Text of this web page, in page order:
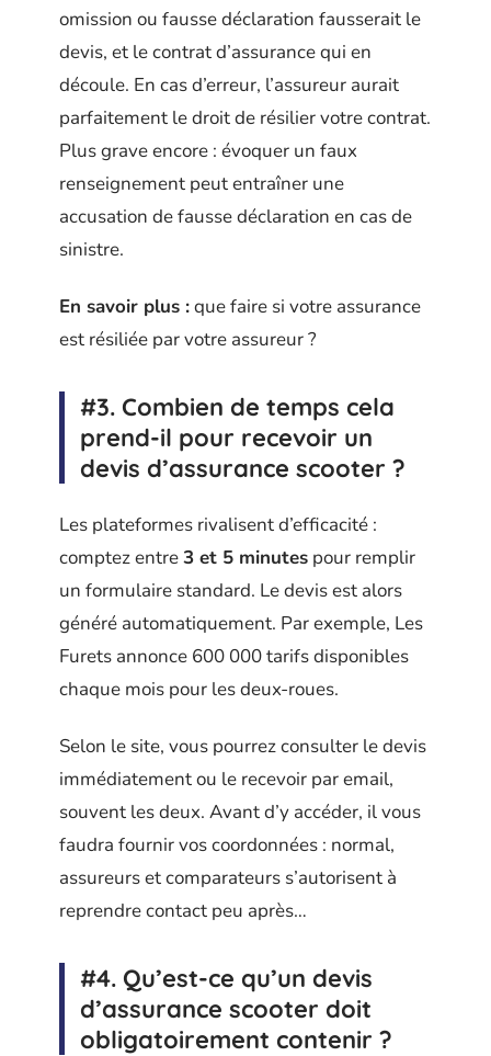
omission ou fausse déclaration fausserait le
devis, et le contrat d’assurance qui en
découle. En cas d’erreur, l’assureur aurait
parfaitement le droit de résilier votre contrat.
Plus grave encore : évoquer un faux
renseignement peut entraîner une
accusation de fausse déclaration en cas de
sinistre.
En savoir plus :que faire si votre assurance
est résiliée par votre assureur ?
#3. Combien de temps cela
prend-il pour recevoir un
devis d’assurance scooter ?
Les plateformes rivalisent d’efficacité :
comptez entre3 et 5 minutes pour remplir
un formulaire standard. Le devis est alors
généré automatiquement. Par exemple, Les
Furets annonce 600 000 tarifs disponibles
chaque mois pour les deux-roues.
Selon le site, vous pourrez consulter le devis
immédiatement ou le recevoir par email,
souvent les deux. Avant d’y accéder, il vous
faudra fournir vos coordonnées : normal,
assureurs et comparateurs s’autorisent à
reprendre contact peu après…
#4. Qu’est-ce qu’un devis
d’assurance scooter doit
obligatoirement contenir ?